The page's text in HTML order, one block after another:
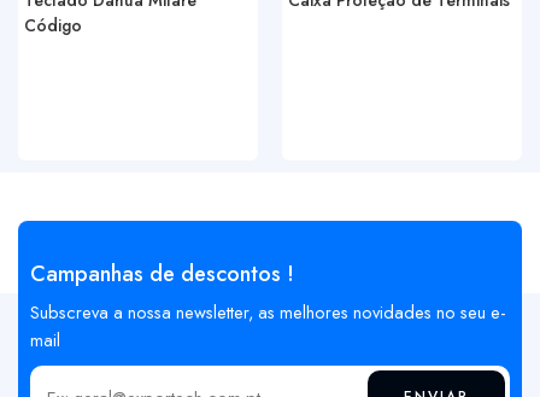
Código
Campanhas de descontos !
Subscreva a nossa newsletter, as melhores novidades no seu e-
mail